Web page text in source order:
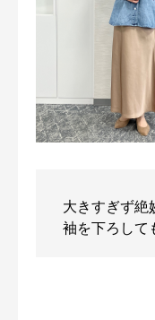
大きすぎず絶
袖を下ろして